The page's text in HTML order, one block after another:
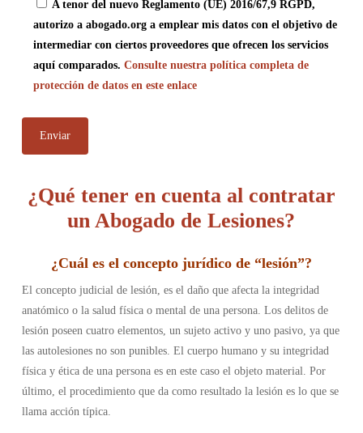
A tenor del nuevo Reglamento (UE) 2016/67,9 RGPD,
autorizo a abogado.org a emplear mis datos con el objetivo de
intermediar con ciertos proveedores que ofrecen los servicios
aquí comparados. Consulte nuestra política completa de
protección de datos en este enlace
¿Qué tener en cuenta al contratar
un Abogado de Lesiones?
¿Cuál es el concepto jurídico de “lesión”?
El concepto judicial de lesión, es el daño que afecta la integridad
anatómico o la salud física o mental de una persona. Los delitos de
lesión poseen cuatro elementos, un sujeto activo y uno pasivo, ya que
las autolesiones no son punibles. El cuerpo humano y su integridad
física y ética de una persona es en este caso el objeto material. Por
último, el procedimiento que da como resultado la lesión es lo que se
llama acción típica.